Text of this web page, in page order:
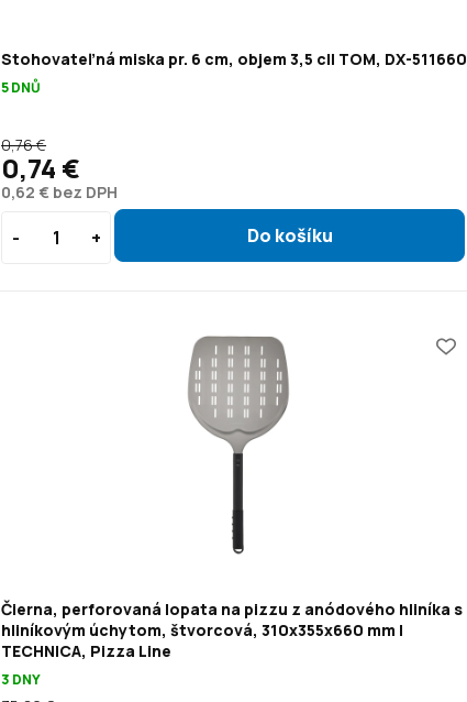
Stohovateľná miska pr. 6 cm, objem 3,5 cl| TOM, DX-511660
5 DNŮ
0,62 € bez DPH
0,76 €
0,74 €
Čierna, perforovaná lopata na pizzu z anódového hliníka s
hliníkovým úchytom, štvorcová, 310x355x660 mm |
TECHNICA, Pizza Line
3 DNY